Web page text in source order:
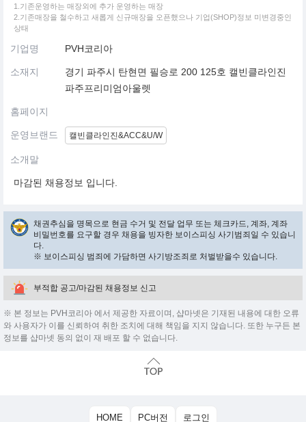
1.기존운영하는 매장외에 추가 운영하는 매장
2.기존매장을 철수하고 새롭게 신규매장을 오픈했으나 기업(SHOP)정보 미변경중인
상태
기업명 PVH코리아
소재지
경기 파주시 탄현면 필승로 200 125호 캘빈클라인진
파주프리미엄아울렛
홈페이지
운영브랜드 캘빈클라인진&ACC&U/W
소개말
마감된 채용정보 입니다.
채권추심을 명목으로 현금 수거 및 전달 업무 또는 체크카드, 계좌, 계좌
비밀번호를 요구할 경우 채용을 빙자한 보이스피싱 사기범죄일 수 있습니
다.
※ 보이스피싱 범죄에 가담하면 사기방조죄로 처벌받을수 있습니다.
부적합 공고/마감된 채용정보 신고
※ 본 정보는 PVH코리아 에서 제공한 자료이며, 샵마넷은 기재된 내용에 대한 오류
와 사용자가 이를 신뢰하여 취한 조치에 대해 책임을 지지 않습니다. 또한 누구든 본
정보를 샵마넷 동의 없이 재 배포 할 수 없습니다.
HOME PC버전 로그인